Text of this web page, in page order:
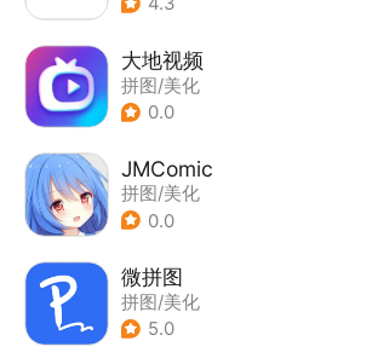
大地视频
拼图/美化
0.0
JMComic
拼图/美化
0.0
微拼图
拼图/美化
5.0